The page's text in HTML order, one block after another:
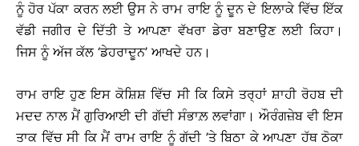
ਨੂੰ ਹੋਰ ਪੱਕਾ ਕਰਨ ਲਈ ਉਸ ਨੇ ਰਾਮ ਰਾਇ ਨੂੰ ਦੂਨ ਦੇ ਇਲਾਕੇ ਵਿੱਚ ਇੱਕ
ਵੱਡੀ ਜਗੀਰ ਦੇ ਦਿੱਤੀ ਤੇ ਆਪਣਾ ਵੱਖਰਾ ਡੇਰਾ ਬਣਾਉਣ ਲਈ ਕਿਹਾ।
ਜਿਸ ਨੂੰ ਅੱਜ ਕੱਲ ‘ਡੇਹਰਾਦੂਨ’ ਆਖਦੇ ਹਨ।
ਰਾਮ ਰਾਇ ਹੁਣ ਇਸ ਕੋਸ਼ਿਸ਼ ਵਿੱਚ ਸੀ ਕਿ ਕਿਸੇ ਤਰ੍ਹਾਂ ਸ਼ਾਹੀ ਰੋਹਬ ਦੀ
ਮਦਦ ਨਾਲ ਮੈਂ ਗੁਰਿਆਈ ਦੀ ਗੱਦੀ ਸੰਭਾਲ਼ ਲਵਾਂਗਾ। ਔਰੰਗਜ਼ੇਬ ਵੀ ਇਸ
ਤਾਕ ਵਿੱਚ ਸੀ ਕਿ ਮੈਂ ਰਾਮ ਰਾਇ ਨੂੰ ਗੱਦੀ ’ਤੇ ਬਿਠਾ ਕੇ ਆਪਣਾ ਹੱਥ ਠੋਕਾ